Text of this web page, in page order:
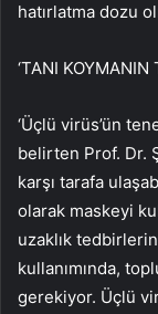
hatırlatma dozu
‘TANI KOYMANIN
‘Üçlü virüs’ün
belirten Prof. Dr.
karşı tarafa
olarak maskeyi
uzaklık
kullanımında,
gerekiyor. Üçlü